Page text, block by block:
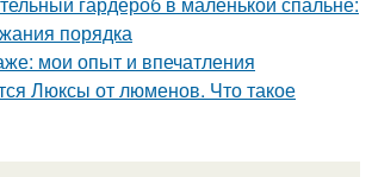
порядка
мои опыт и впечатления
Люксы от люменов. Что такое